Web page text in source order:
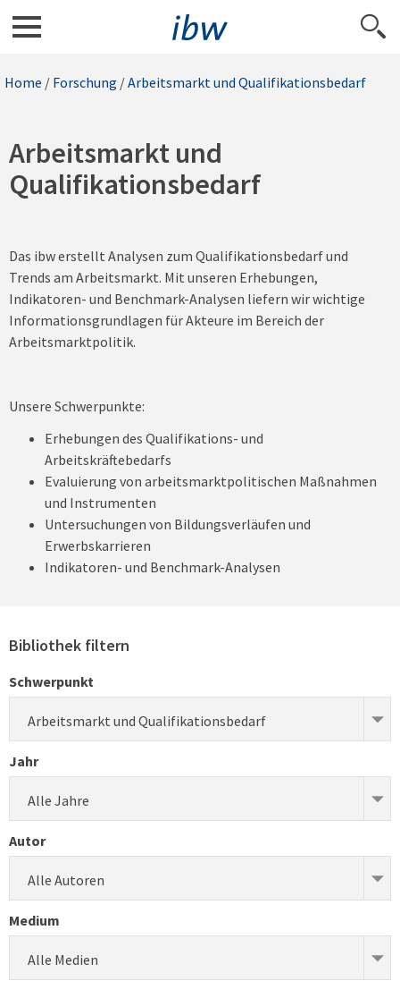
Home / Forschung /Arbeitsmarkt und Qualifikationsbedarf
Arbeitsmarkt und
Qualifikationsbedarf
Das ibw erstellt Analysen zum Qualifikationsbedarf und
Trends am Arbeitsmarkt. Mit unseren Erhebungen,
Indikatoren- und Benchmark-Analysen liefern wir wichtige
Informationsgrundlagen für Akteure im Bereich der
Arbeitsmarktpolitik.
Unsere Schwerpunkte:
Erhebungen des Qualifikations- und
Arbeitskräftebedarfs
Evaluierung von arbeitsmarktpolitischen Maßnahmen
und Instrumenten
Untersuchungen von Bildungsverläufen und
Erwerbskarrieren
Indikatoren- und Benchmark-Analysen
Bibliothek filtern
Schwerpunkt
Arbeitsmarkt und Qualifikationsbedarf
Jahr
Alle Jahre
Autor
Alle Autoren
Medium
Alle Medien